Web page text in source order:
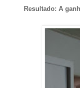
Resultado: A